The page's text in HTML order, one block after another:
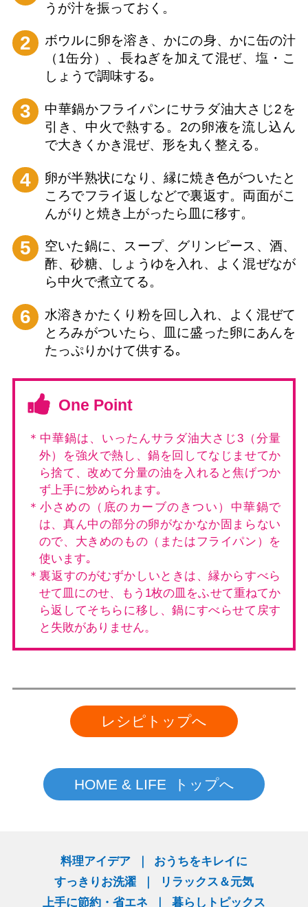
うが汁を振っておく。
2
ボウルに卵を溶き、かにの身、かに缶の汁
（1缶分）、長ねぎを加えて混ぜ、塩・こ
しょうで調味する｡
3
中華鍋かフライパンにサラダ油大さじ2を
引き、中火で熱する。2の卵液を流し込ん
で大きくかき混ぜ、形を丸く整える。
4
卵が半熟状になり、縁に焼き色がついたと
ころでフライ返しなどで裏返す。両面がこ
んがりと焼き上がったら皿に移す。
5
空いた鍋に、スープ、グリンピース、酒、
酢、砂糖、しょうゆを入れ、よく混ぜなが
ら中火で煮立てる。
6
水溶きかたくり粉を回し入れ、よく混ぜて
とろみがついたら、皿に盛った卵にあんを
たっぷりかけて供する｡
One Point
＊中華鍋は、いったんサラダ油大さじ3（分量
外）を強火で熱し、鍋を回してなじませてか
ら捨て、改めて分量の油を入れると焦げつか
ず上手に炒められます｡
＊小さめの（底のカーブのきつい）中華鍋で
は、真ん中の部分の卵がなかなか固まらない
ので、大きめのもの（またはフライパン）を
使います｡
＊裏返すのがむずかしいときは、縁からすべら
せて皿にのせ、もう1枚の皿をふせて重ねてか
ら返してそちらに移し、鍋にすべらせて戻す
と失敗がありません。
レシピトップへ
HOME & LIFE トップへ
料理アイデア
おうちをキレイに
すっきりお洗濯
リラックス＆元気
上手に節約・省エネ
暮らしトピックス